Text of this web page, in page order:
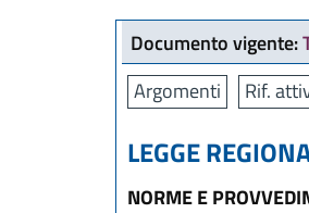
Documento vigente:
Argomenti
Rif.
LEGGE
NORME E